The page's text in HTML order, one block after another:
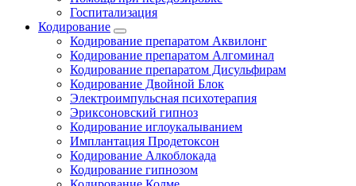
Госпитализация
Кодирование
Кодирование препаратом Аквилонг
Кодирование препаратом Алгоминал
Кодирование препаратом Дисульфирам
Кодирование Двойной Блок
Электроимпульсная психотерапия
Эриксоновский гипноз
Кодирование иглоукалыванием
Имплантация Продетоксон
Кодирование Алкоблокада
Кодирование гипнозом